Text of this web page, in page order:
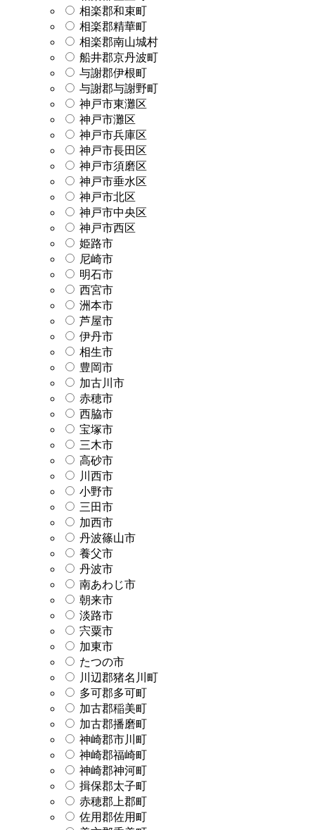
相楽郡和束町
相楽郡精華町
相楽郡南山城村
船井郡京丹波町
与謝郡伊根町
与謝郡与謝野町
神戸市東灘区
神戸市灘区
神戸市兵庫区
神戸市長田区
神戸市須磨区
神戸市垂水区
神戸市北区
神戸市中央区
神戸市西区
姫路市
尼崎市
明石市
西宮市
洲本市
芦屋市
伊丹市
相生市
豊岡市
加古川市
赤穂市
西脇市
宝塚市
三木市
高砂市
川西市
小野市
三田市
加西市
丹波篠山市
養父市
丹波市
南あわじ市
朝来市
淡路市
宍粟市
加東市
たつの市
川辺郡猪名川町
多可郡多可町
加古郡稲美町
加古郡播磨町
神崎郡市川町
神崎郡福崎町
神崎郡神河町
揖保郡太子町
赤穂郡上郡町
佐用郡佐用町